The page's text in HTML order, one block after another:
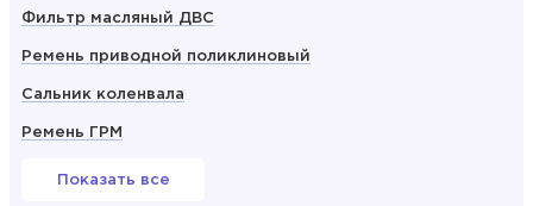
Фильтр масляный ДВС
Ремень приводной поликлиновый
Сальник коленвала
Ремень ГРМ
Показать все